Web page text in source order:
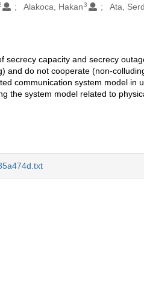
Alakoca, Hakan 3 Ata,
secrecy capacity and secrecy
and do not cooperate (non-
communication system model in
the system model related to